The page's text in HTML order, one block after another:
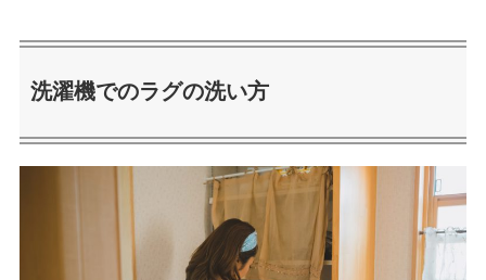
洗濯機でのラグの洗い方